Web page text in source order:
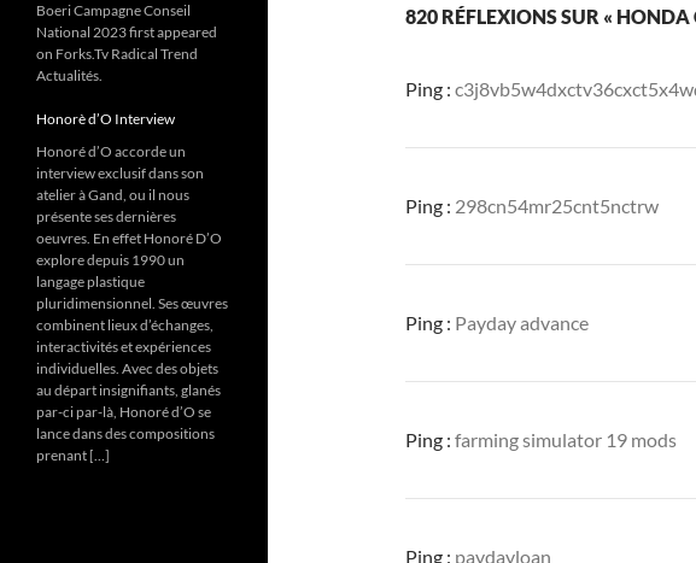
820 RÉFLEXIONS SUR « HONDA
Ping :
Ping : 298cn54mr25cnt5nctrw
Ping : Payday advance
Ping : farming simulator 19 mods
Ping : paydayloan
Boeri Campagne Conseil
National 2023 first appeared
on Forks.Tv Radical Trend
Actualités.
Honorè d’O Interview
Honoré d’O accorde un
interview exclusif dans son
atelier à Gand, ou il nous
présente ses dernières
oeuvres. En effet Honoré D’O
explore depuis 1990 un
langage plastique
pluridimensionnel. Ses œuvres
combinent lieux d’échanges,
interactivités et expériences
individuelles. Avec des objets
au départ insignifiants, glanés
par-ci par-là, Honoré d’O se
lance dans des compositions
prenant […]